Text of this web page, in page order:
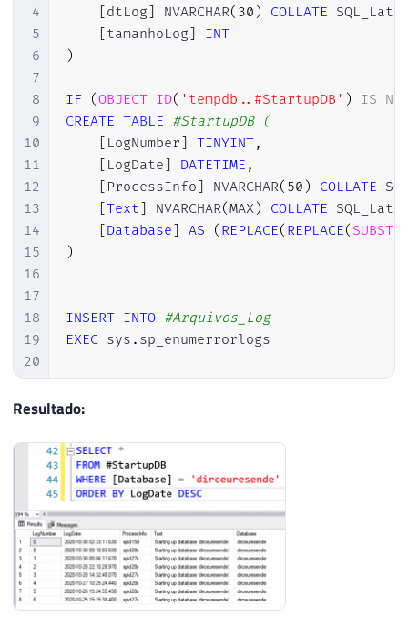
4
5
6
7
8
9
10
11
12
13
14
15
16
17
18
19
20
21
22
24
27
28
29
30
31
[dtLog] NVARCHAR( 30 ) COLLATE
[tamanhoLog]
INT
)
IF (OBJECT_ID( 'tempdb..#StartupDB' ) IS
CREATE TABLE #StartupDB (
[ LogNumber] TINYINT,
[ LogDate] DATETIME ,
[ ProcessInfo] NVARCHAR( 50 ) COLLATE
[Text] NVARCHAR(MAX) COLLATE
[Database] AS ( REPLACE( REPLACE(
)
INSERT INTO #Arquivos_Log
EXEC sys . sp_enumerrorlogs
DECLARE
WHILE(@Contador <
BEGIN
INSERT INTO #StartupDB (LogDate,
EXEC master.dbo.xp_readerrorlog
Resultado: